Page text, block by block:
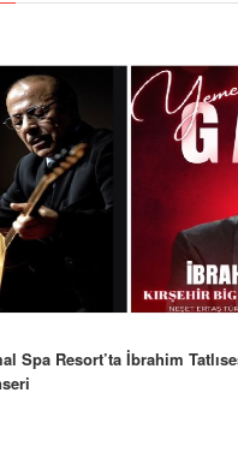
Spa Resort’ta İbrahim
İstanbul’a Mesaj: